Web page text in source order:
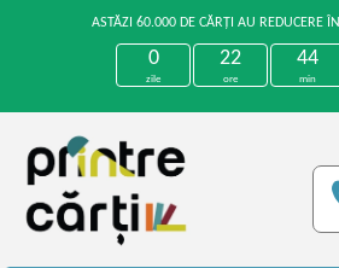
ASTĂZI 60.000 DE CĂRȚI AU REDUCERE
0
zile
22
ore
44
min